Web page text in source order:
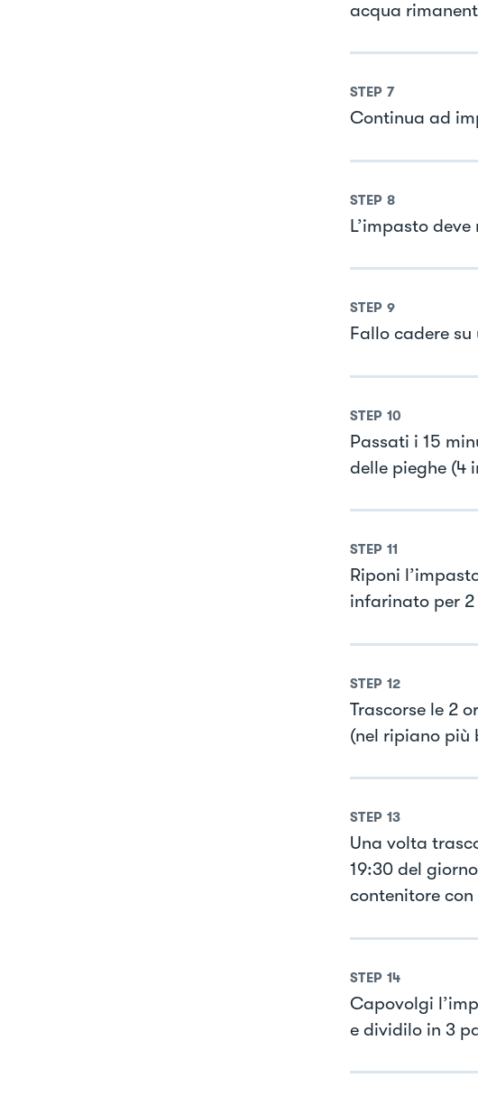
acqua
STEP 7
Continua ad
STEP 8
L’impasto
STEP 9
Fallo cadere
STEP 10
Passati i 15
delle pieghe (4
STEP 11
Riponi
infarinato per
STEP 12
Trascorse le 2
(nel ripiano più
STEP 13
Una volta
19:30 del
contenitore
STEP 14
Capovolgi
e dividilo in 3